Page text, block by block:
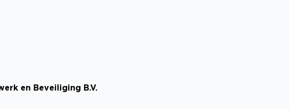
en Beveiliging B.V.